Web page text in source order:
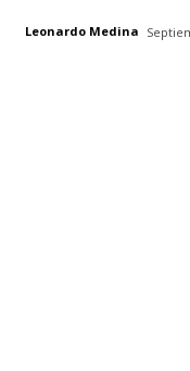
Leonardo Medina